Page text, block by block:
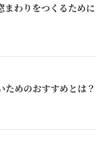
まわりをつくるために
めのおすすめとは？